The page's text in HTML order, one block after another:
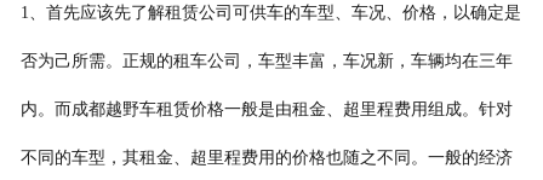
1、首先应该先了解租赁公司可供车的车型、车况、价格，以确定是
否为己所需。正规的租车公司，车型丰富，车况新，车辆均在三年
内。而成都越野车租赁价格一般是由租金、超里程费用组成。针对
不同的车型，其租金、超里程费用的价格也随之不同。一般的经济